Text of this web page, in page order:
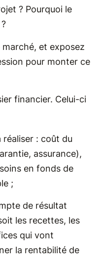
? Pourquoi le
et exposez
pour monter ce
financier. Celui-ci
réaliser : coût du
assurance),
en fonds de
;
de résultat
les recettes, les
qui vont
la rentabilité de